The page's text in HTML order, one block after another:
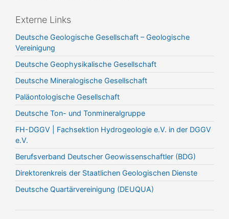
Externe Links
Deutsche Geologische Gesellschaft – Geologische
Vereinigung
Deutsche Geophysikalische Gesellschaft
Deutsche Mineralogische Gesellschaft
Paläontologische Gesellschaft
Deutsche Ton- und Tonmineralgruppe
FH-DGGV | Fachsektion Hydrogeologie e.V. in der DGGV
e.V.
Berufsverband Deutscher Geowissenschaftler (BDG)
Direktorenkreis der Staatlichen Geologischen Dienste
Deutsche Quartärvereinigung (DEUQUA)